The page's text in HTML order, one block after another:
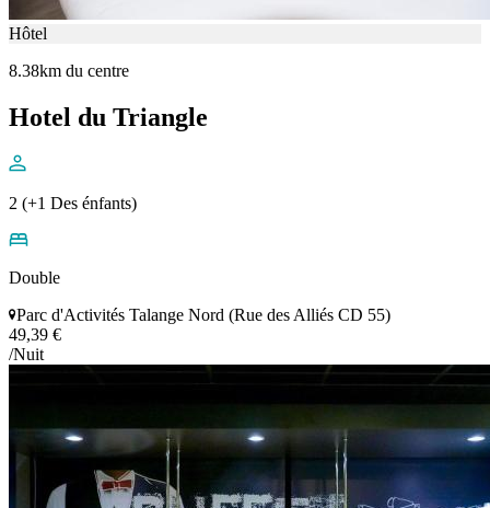
Hôtel
8.38km du centre
Hotel du Triangle
2 (+1 Des énfants)
Double
Parc d'Activités Talange Nord (Rue des Alliés CD 55)
49,39 €
/Nuit